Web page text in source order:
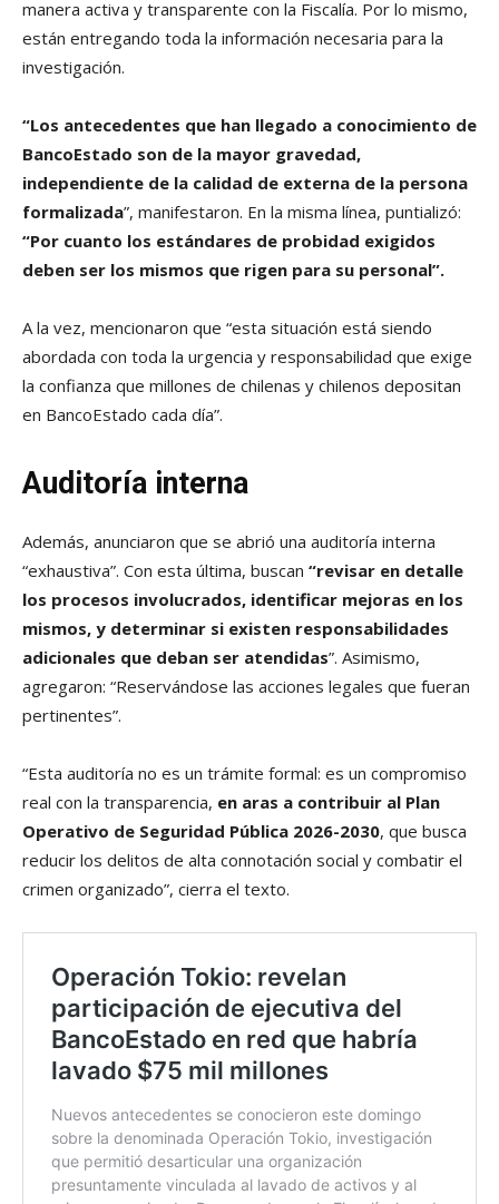
manera activa y transparente con la Fiscalía. Por lo mismo,
están entregando toda la información necesaria para la
investigación.
“Los antecedentes que han llegado a conocimiento de
BancoEstado son de la mayor gravedad,
independiente de la calidad de externa de la persona
formalizada”, manifestaron. En la misma línea, puntializó:
“Por cuanto los estándares de probidad exigidos
deben ser los mismos que rigen para su personal”.
A la vez, mencionaron que “esta situación está siendo
abordada con toda la urgencia y responsabilidad que exige
la confianza que millones de chilenas y chilenos depositan
en BancoEstado cada día”.
Auditoría interna
Además, anunciaron que se abrió una auditoría interna
“exhaustiva”. Con esta última, buscan “revisar en detalle
los procesos involucrados, identificar mejoras en los
mismos, y determinar si existen responsabilidades
adicionales que deban ser atendidas”. Asimismo,
agregaron: “Reservándose las acciones legales que fueran
pertinentes”.
“Esta auditoría no es un trámite formal: es un compromiso
real con la transparencia, en aras a contribuir al Plan
Operativo de Seguridad Pública 2026-2030, que busca
reducir los delitos de alta connotación social y combatir el
crimen organizado”, cierra el texto.